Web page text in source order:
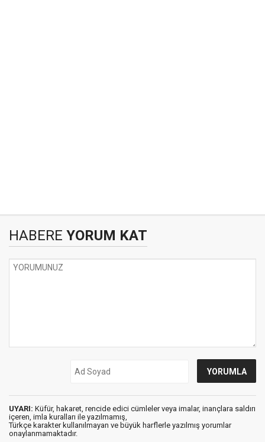
HABERE YORUM KAT
UYARI: Küfür, hakaret, rencide edici cümleler veya imalar, inançlara saldırı
içeren, imla kuralları ile yazılmamış,
Türkçe karakter kullanılmayan ve büyük harflerle yazılmış yorumlar
onaylanmamaktadır.